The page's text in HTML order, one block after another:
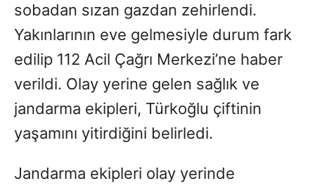
sobadan sızan gazdan zehirlendi.
Yakınlarının eve gelmesiyle durum fark
edilip 112 Acil Çağrı Merkezi’ne haber
verildi. Olay yerine gelen sağlık ve
jandarma ekipleri, Türkoğlu çiftinin
yaşamını yitirdiğini belirledi.
Jandarma ekipleri olay yerinde